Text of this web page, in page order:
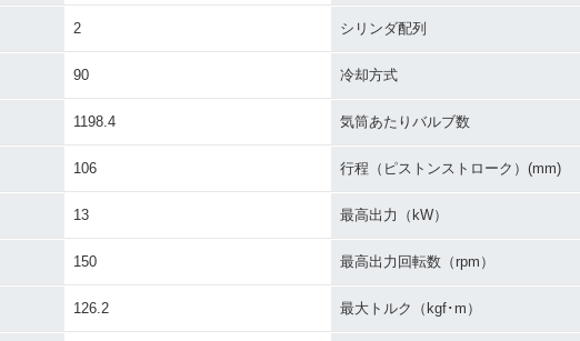
2 シリンダ配列
90 冷却方式
1198.4 気筒あたりバルブ数
106 行程（ピストンストローク）(mm)
13 最高出力（kW）
150 最高出力回転数（rpm）
126.2 最大トルク（kgf･m）